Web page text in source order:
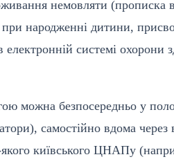
немовляти (прописка
народженні дитини,
електронній системі охорони
можна безпосередньо у
самостійно вдома
київського ЦНАПу